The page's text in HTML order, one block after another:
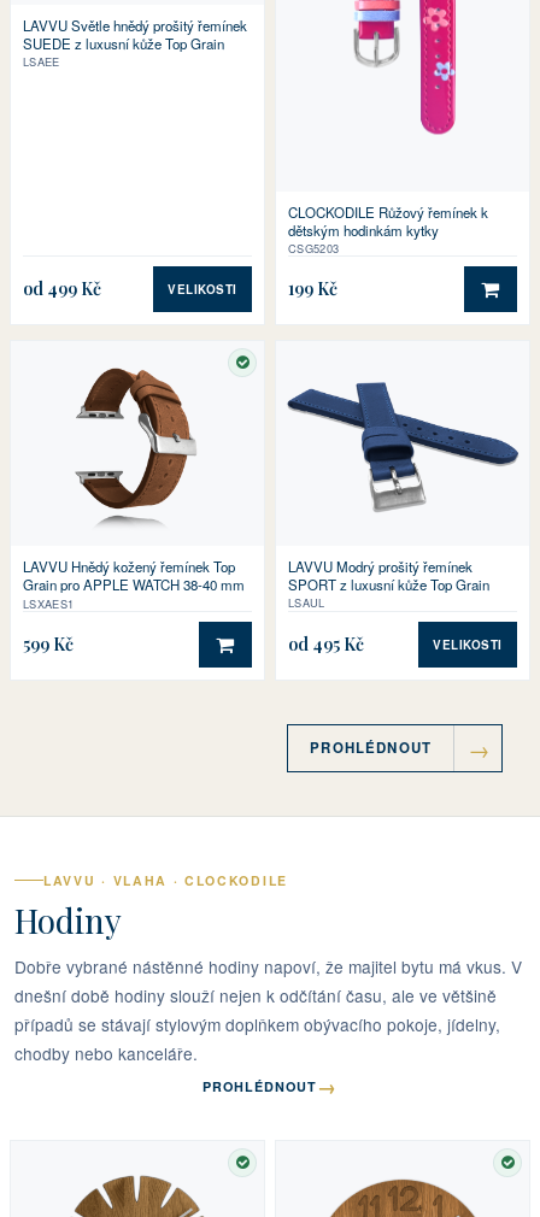
LAVVU Světle hnědý prošitý řemínek
SUEDE z luxusní kůže Top Grain
LSAEE
od 499 Kč VELIKOSTI
CLOCKODILE Růžový řemínek k
dětským hodinkám kytky
CSG5203
199 Kč DO
SKLADEM
LAVVU Hnědý kožený řemínek Top
Grain pro APPLE WATCH 38-40 mm
LSXAES1
599 Kč DO KOŠÍKU
LAVVU Modrý prošitý řemínek
SPORT z luxusní kůže Top Grain
LSAUL
od 495 Kč VELIKOSTI
PROHLÉDNOUT
LAVVU · VLAHA · CLOCKODILE
Hodiny
Dobře vybrané nástěnné hodiny napoví, že majitel bytu má vkus. V
dnešní době hodiny slouží nejen k odčítání času, ale ve většině
případů se stávají stylovým doplňkem obývacího pokoje, jídelny,
chodby nebo kanceláře.
PROHLÉDNOUT →
SKLADEM